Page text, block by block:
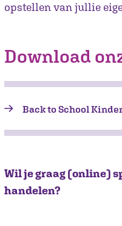
opstellen van jullie
Download
Back to School
Wil je graag (online)
handelen?